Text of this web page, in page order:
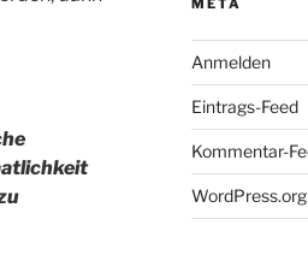
META
Anmelden
Eintrags-Feed
Kommentar-
WordPress.org